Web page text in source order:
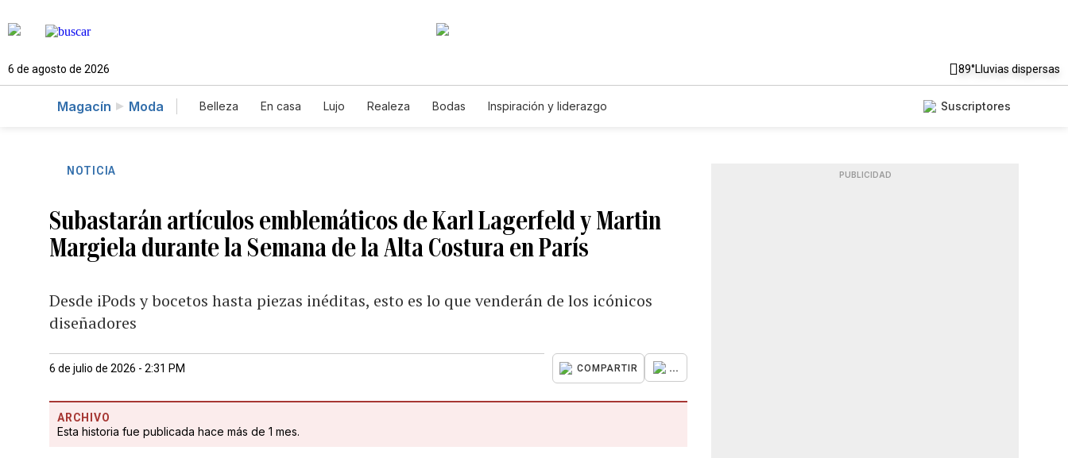
6 de agosto de 2026 89°Lluvias dispersas
Magacín Moda Belleza En casa Lujo Realeza Bodas Inspiración y liderazgo Suscriptores
NOTICIA
Subastarán artículos emblemáticos de Karl Lagerfeld y Martin
Margiela durante la Semana de la Alta Costura en París
Desde iPods y bocetos hasta piezas inéditas, esto es lo que venderán de los icónicos
diseñadores
6 de julio de 2026 - 2:31 PM COMPARTIR ...
ARCHIVO
Esta historia fue publicada hace más de 1 mes.
PUBLICIDAD